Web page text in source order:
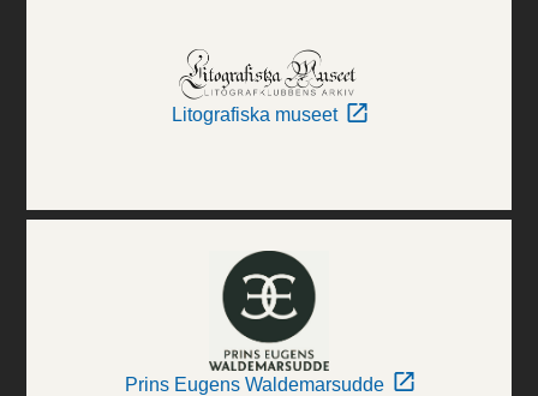
Litografiska museet
Prins Eugens Waldemarsudde